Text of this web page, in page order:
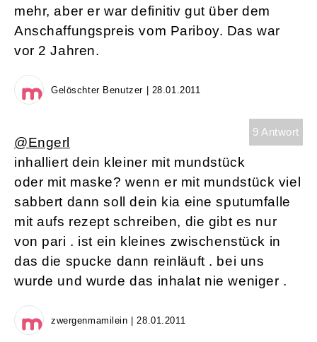
mehr, aber er war definitiv gut über dem
Anschaffungspreis vom Pariboy. Das war
vor 2 Jahren.
Gelöschter Benutzer | 28.01.2011
9 Antwort
@Engerl
inhalliert dein kleiner mit mundstück
oder mit maske? wenn er mit mundstück viel
sabbert dann soll dein kia eine sputumfalle
mit aufs rezept schreiben, die gibt es nur
von pari . ist ein kleines zwischenstück in
das die spucke dann reinläuft . bei uns
wurde und wurde das inhalat nie weniger .
zwergenmamilein | 28.01.2011